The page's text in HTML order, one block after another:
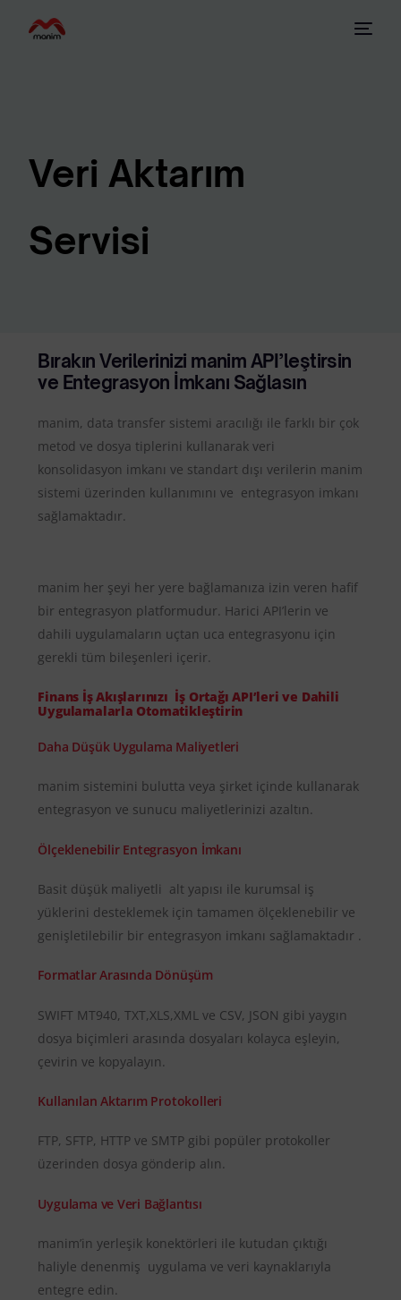
Veri Aktarım
Servisi
Bırakın Verilerinizi manim API’leştirsin
ve Entegrasyon İmkanı Sağlasın
manim, data transfer sistemi aracılığı ile farklı bir çok
metod ve dosya tiplerini kullanarak veri
konsolidasyon imkanı ve standart dışı verilerin manim
sistemi üzerinden kullanımını ve entegrasyon imkanı
sağlamaktadır.
manim her şeyi her yere bağlamanıza izin veren hafif
bir entegrasyon platformudur. Harici API’lerin ve
dahili uygulamaların uçtan uca entegrasyonu için
gerekli tüm bileşenleri içerir.
Finans İş Akışlarınızı İş Ortağı API’leri ve Dahili
Uygulamalarla Otomatikleştirin
Daha Düşük Uygulama Maliyetleri
manim sistemini bulutta veya şirket içinde kullanarak
entegrasyon ve sunucu maliyetlerinizi azaltın.
Ölçeklenebilir Entegrasyon İmkanı
Basit düşük maliyetli alt yapısı ile kurumsal iş
yüklerini desteklemek için tamamen ölçeklenebilir ve
genişletilebilir bir entegrasyon imkanı sağlamaktadır .
Formatlar Arasında Dönüşüm
SWIFT MT940, TXT,XLS,XML ve CSV, JSON gibi yaygın
dosya biçimleri arasında dosyaları kolayca eşleyin,
çevirin ve kopyalayın.
Kullanılan Aktarım Protokolleri
FTP, SFTP, HTTP ve SMTP gibi popüler protokoller
üzerinden dosya gönderip alın.
Uygulama ve Veri Bağlantısı
manim’in yerleşik konektörleri ile kutudan çıktığı
haliyle denenmiş uygulama ve veri kaynaklarıyla
entegre edin.